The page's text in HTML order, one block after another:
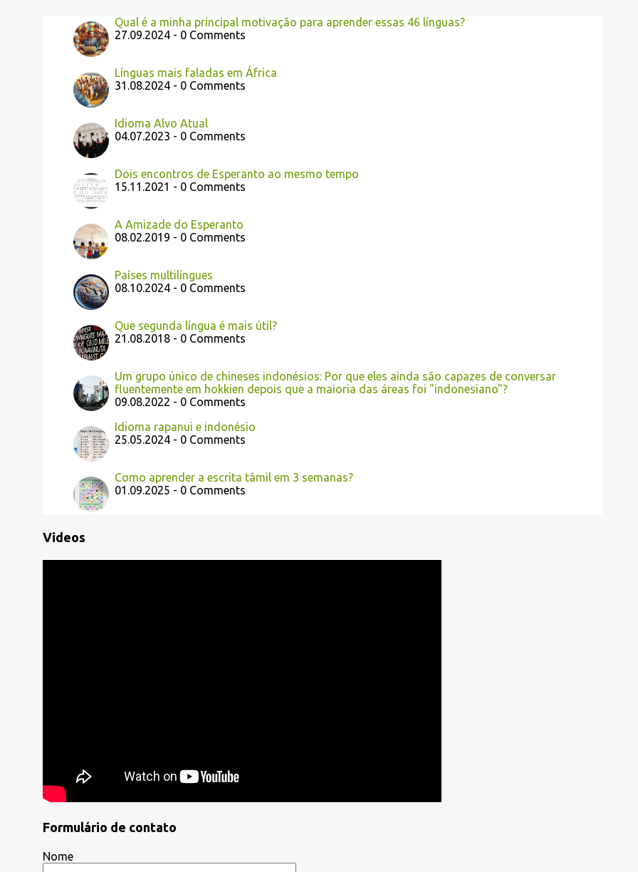
Qual é a minha principal motivação para aprender essas 46 línguas?
27.09.2024 - 0 Comments
Línguas mais faladas em África
31.08.2024 - 0 Comments
Idioma Alvo Atual
04.07.2023 - 0 Comments
Dois encontros de Esperanto ao mesmo tempo
15.11.2021 - 0 Comments
A Amizade do Esperanto
08.02.2019 - 0 Comments
Países multilíngues
08.10.2024 - 0 Comments
Que segunda língua é mais útil?
21.08.2018 - 0 Comments
Um grupo único de chineses indonésios: Por que eles ainda são capazes de conversar
fluentemente em hokkien depois que a maioria das áreas foi "indonesiano"?
09.08.2022 - 0 Comments
Idioma rapanui e indonésio
25.05.2024 - 0 Comments
Como aprender a escrita tâmil em 3 semanas?
01.09.2025 - 0 Comments
Videos
Formulário de contato
Nome